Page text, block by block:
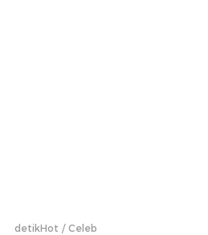
detikHot Celeb